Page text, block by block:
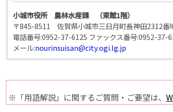
小城市役所 農林水産課 （東館1階）
〒845-8511 佐賀県小城市三日月町長神田2312番
電話番号:0952-37-6125 ファックス番号:0952-37-
メール:nourinsuisan@city.ogi.lg.jp
※「用語解説」に関するご質問・ご要望は、